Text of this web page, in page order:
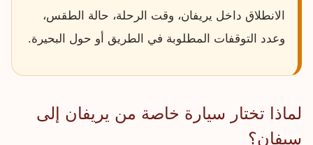
الانطلاق داخل يريفان، وقت الرحلة، حالة الطقس،
وعدد التوقفات المطلوبة في الطريق أو حول البحيرة.
لماذا تختار سيارة خاصة من يريفان إلى
سيفان؟